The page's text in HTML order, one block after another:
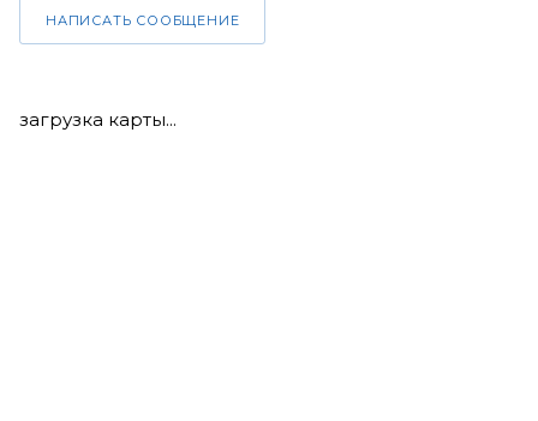
НАПИСАТЬ СООБЩЕНИЕ
загрузка карты...